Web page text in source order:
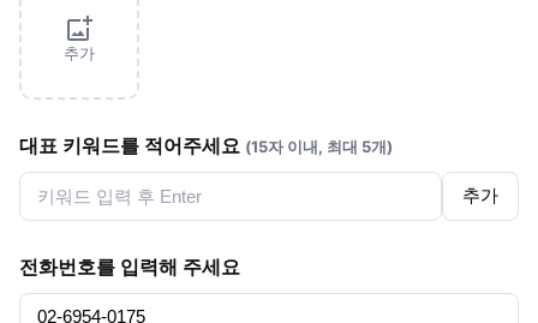
추가
대표 키워드를 적어주세요 (15자 이내, 최대 5개)
추가
전화번호를 입력해 주세요